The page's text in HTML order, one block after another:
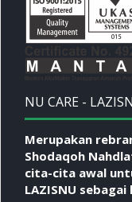
NU CARE -
Merupakan
Shodaqoh
cita-cita awal
LAZISNU sebagai